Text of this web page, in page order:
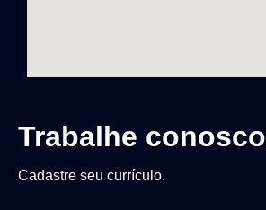
Trabalhe conosco
Cadastre seu currículo.